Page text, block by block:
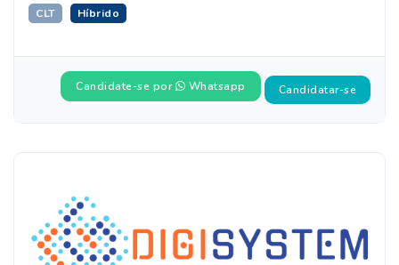
CLT Híbrido
Candidate-se por Whatsapp Candidatar-se